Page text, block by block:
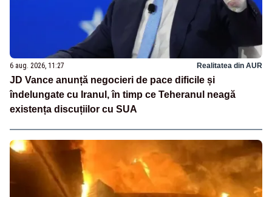
6 aug. 2026, 11:27 Realitatea din AUR
JD Vance anunță negocieri de pace dificile și
îndelungate cu Iranul, în timp ce Teheranul neagă
existența discuțiilor cu SUA